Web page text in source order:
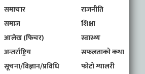
समाचार
राजनीति
समाज
शिक्षा
आलेख (फिचर)
स्वास्थ्य
अन्तर्राष्ट्रिय
सफलताको कथा
सूचना/विज्ञान/प्रविधि
फोटो ग्यालरी